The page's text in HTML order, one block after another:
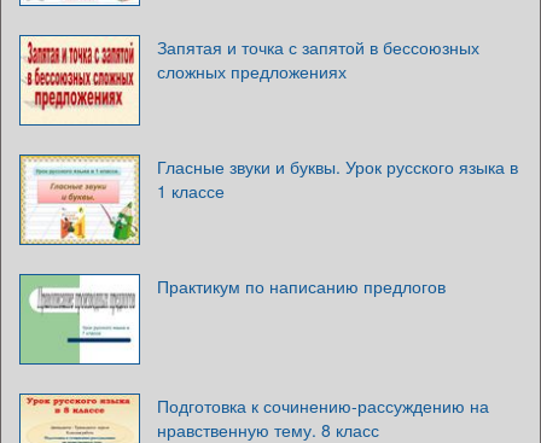
Запятая и точка с запятой в бессоюзных
сложных предложениях
Гласные звуки и буквы. Урок русского языка в
1 классе
Практикум по написанию предлогов
Подготовка к сочинению-рассуждению на
нравственную тему. 8 класс